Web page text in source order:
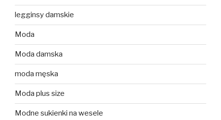
legginsy damskie
Moda
Moda damska
moda męska
Moda plus size
Modne sukienki na wesele